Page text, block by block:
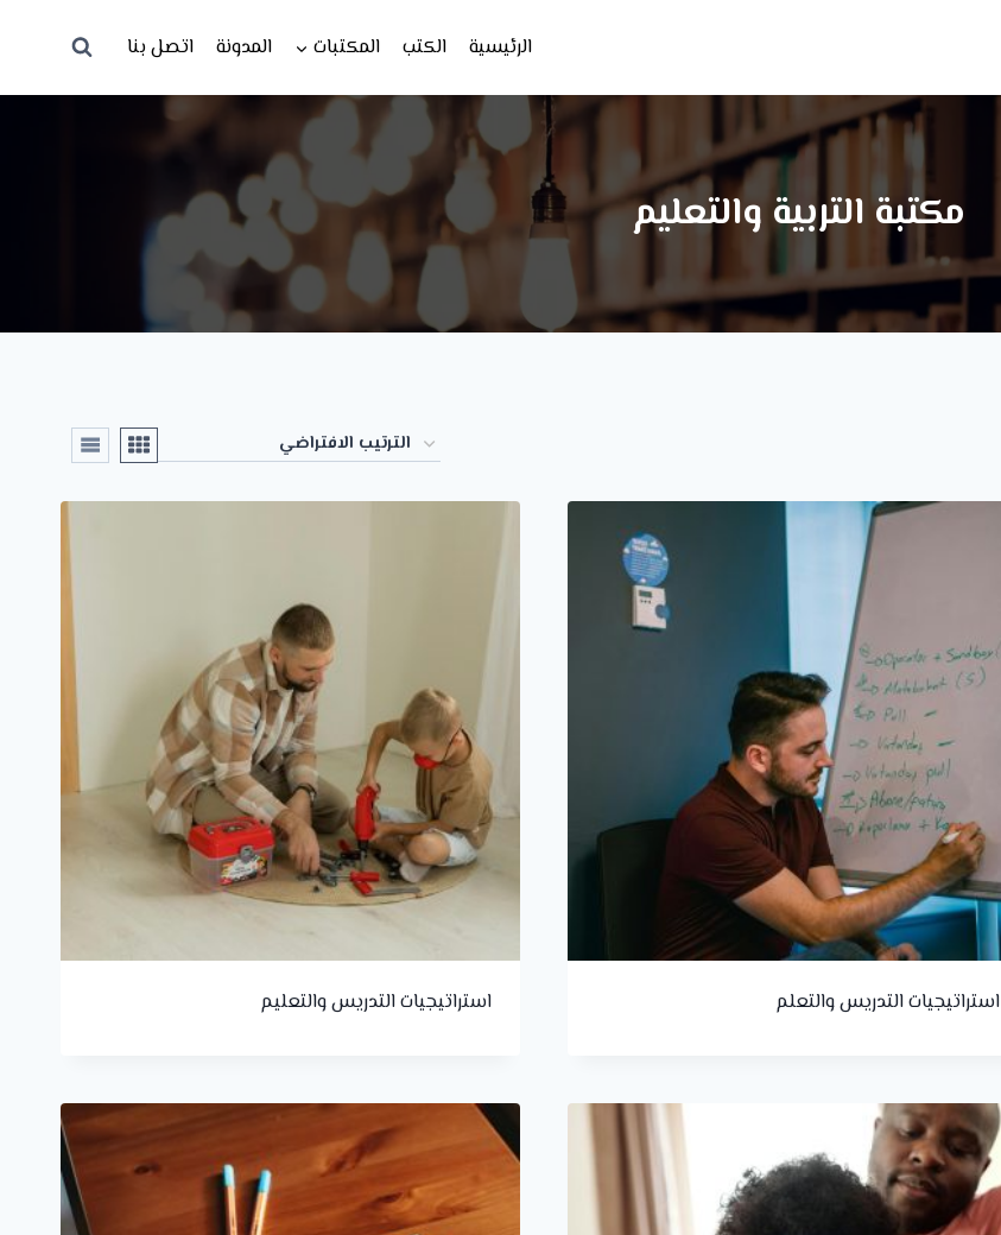
الرئيسية الكتب المكتبات المدونة اتصل بنا
مكتبة التربية والتعليم
استراتيجيات التدريس والتعلم استراتيجيات التدريس والتعليم